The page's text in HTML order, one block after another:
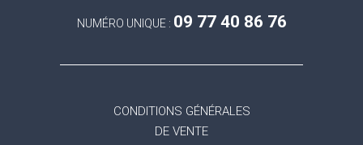
NUMÉRO UNIQUE : 09 77 40 86 76
CONDITIONS GÉNÉRALES
DE VENTE